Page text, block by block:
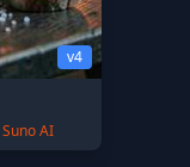
v4
Suno AI